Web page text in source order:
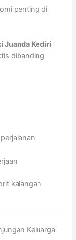
penting di
Juanda Kediri
dibanding
kalangan
Keluarga